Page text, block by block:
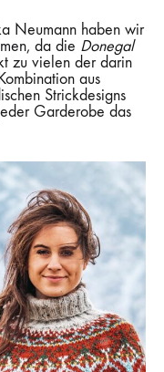
Neumann haben wir
da die Donegal
zu vielen der darin
aus
Strickdesigns
Garderobe das